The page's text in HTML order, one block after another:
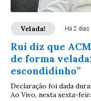
Velada! Há 2 dias
Rui diz que
de forma
escondidinho”
Declaração foi dada
Ao Vivo, nesta sexta-